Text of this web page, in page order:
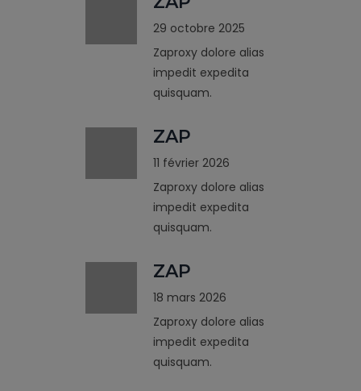
29 octobre 2025
Zaproxy dolore alias
impedit expedita
quisquam.
ZAP
11 février 2026
Zaproxy dolore alias
impedit expedita
quisquam.
ZAP
18 mars 2026
Zaproxy dolore alias
impedit expedita
quisquam.